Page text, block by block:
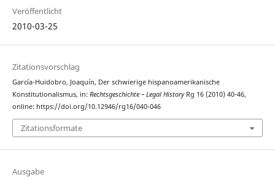
Veröffentlicht
2010-03-25
Zitationsvorschlag
García-Huidobro, Joaquín, Der schwierige hispanoamerikanische
Konstitutionalismus, in: Rechtsgeschichte – Legal HistoryRg 16 (2010) 40-46,
online: https://doi.org/10.12946/rg16/040-046
Zitationsformate
Ausgabe